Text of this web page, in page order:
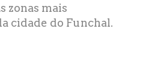
zonas mais
cidade do Funchal.